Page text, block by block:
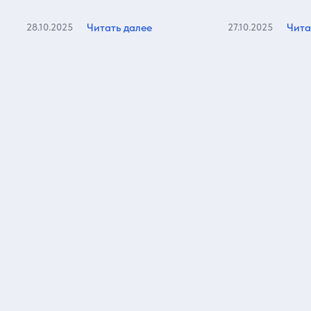
28.10.2025 Читать далее 27.10.2025